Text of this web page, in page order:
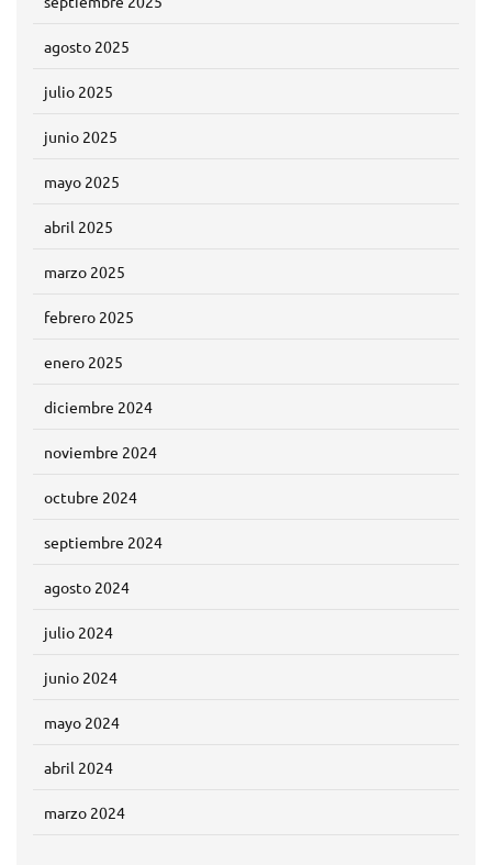
agosto 2025
julio 2025
junio 2025
mayo 2025
abril 2025
marzo 2025
febrero 2025
enero 2025
diciembre 2024
noviembre 2024
octubre 2024
septiembre 2024
agosto 2024
julio 2024
junio 2024
mayo 2024
abril 2024
marzo 2024